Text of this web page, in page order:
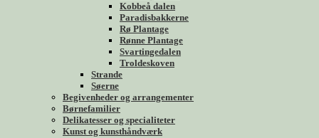
Kobbeå dalen
Paradisbakkerne
Rø Plantage
Rønne Plantage
Svartingedalen
Troldeskoven
Strande
Søerne
Begivenheder og arrangementer
Børnefamilier
Delikatesser og specialiteter
Kunst og kunsthåndværk